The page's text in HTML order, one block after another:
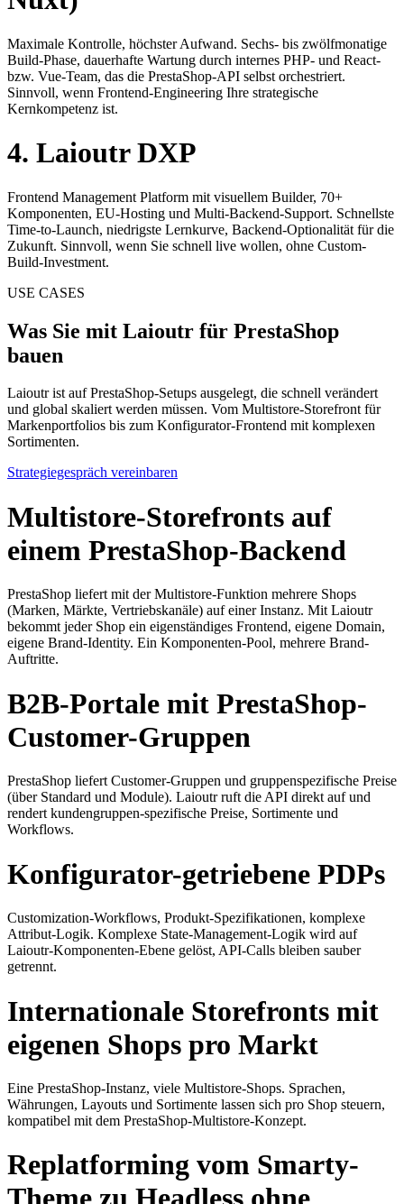
Maximale Kontrolle, höchster Aufwand. Sechs- bis zwölfmonatige
Build-Phase, dauerhafte Wartung durch internes PHP- und React-
bzw. Vue-Team, das die PrestaShop-API selbst orchestriert.
Sinnvoll, wenn Frontend-Engineering Ihre strategische
Kernkompetenz ist.
4. Laioutr DXP
Frontend Management Platform mit visuellem Builder, 70+
Komponenten, EU-Hosting und Multi-Backend-Support. Schnellste
Time-to-Launch, niedrigste Lernkurve, Backend-Optionalität für die
Zukunft. Sinnvoll, wenn Sie schnell live wollen, ohne Custom-
Build-Investment.
USE CASES
Was Sie mit Laioutr für PrestaShop
bauen
Laioutr ist auf PrestaShop-Setups ausgelegt, die schnell verändert
und global skaliert werden müssen. Vom Multistore-Storefront für
Markenportfolios bis zum Konfigurator-Frontend mit komplexen
Sortimenten.
Strategiegespräch vereinbaren
Multistore-Storefronts auf
einem PrestaShop-Backend
PrestaShop liefert mit der Multistore-Funktion mehrere Shops
(Marken, Märkte, Vertriebskanäle) auf einer Instanz. Mit Laioutr
bekommt jeder Shop ein eigenständiges Frontend, eigene Domain,
eigene Brand-Identity. Ein Komponenten-Pool, mehrere Brand-
Auftritte.
B2B-Portale mit PrestaShop-
Customer-Gruppen
PrestaShop liefert Customer-Gruppen und gruppenspezifische Preise
(über Standard und Module). Laioutr ruft die API direkt auf und
rendert kundengruppen-spezifische Preise, Sortimente und
Workflows.
Konfigurator-getriebene PDPs
Customization-Workflows, Produkt-Spezifikationen, komplexe
Attribut-Logik. Komplexe State-Management-Logik wird auf
Laioutr-Komponenten-Ebene gelöst, API-Calls bleiben sauber
getrennt.
Internationale Storefronts mit
eigenen Shops pro Markt
Eine PrestaShop-Instanz, viele Multistore-Shops. Sprachen,
Währungen, Layouts und Sortimente lassen sich pro Shop steuern,
kompatibel mit dem PrestaShop-Multistore-Konzept.
Replatforming vom Smarty-